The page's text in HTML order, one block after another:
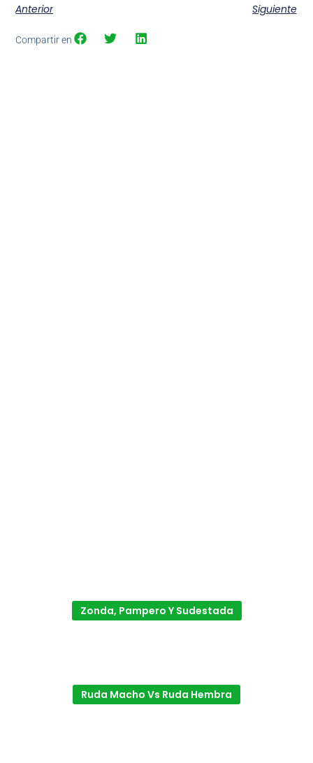
Anterior Siguiente
Compartir en
Zonda, Pampero Y Sudestada
Ruda Macho Vs Ruda Hembra